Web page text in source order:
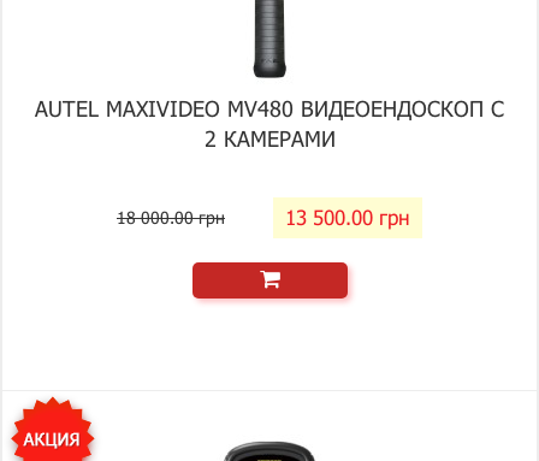
AUTEL MAXIVIDEO MV480 ВИДЕОЕНДОСКОП С
2 КАМЕРАМИ
18 000.00 грн 13 500.00 грн